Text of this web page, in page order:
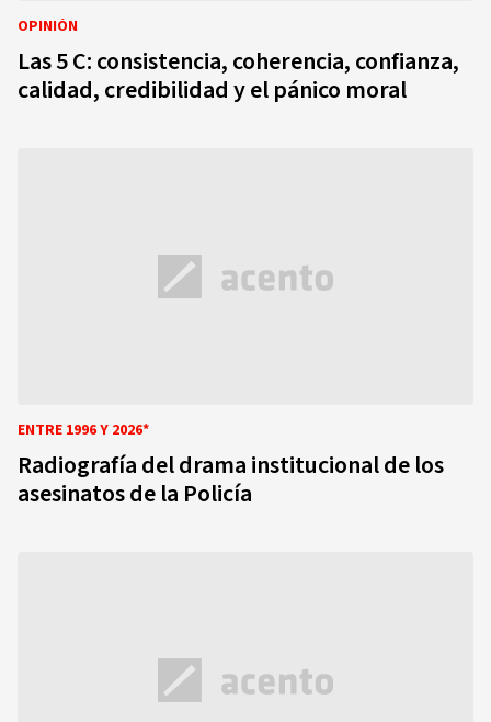
OPINIÓN
Las 5 C: consistencia, coherencia, confianza,
calidad, credibilidad y el pánico moral
ENTRE 1996 Y 2026*
Radiografía del drama institucional de los
asesinatos de la Policía